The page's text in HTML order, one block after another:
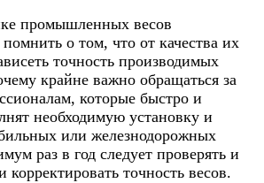
промышленных весов
о том, что от качества их
точность производимых
крайне важно обращаться за
которые быстро и
необходимую установку и
или железнодорожных
раз в год следует проверять и
корректировать точность весов.